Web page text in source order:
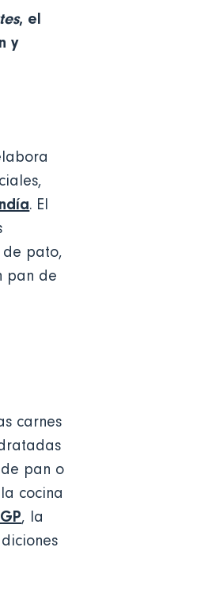
, el
y
. El
de pato,
pan de
carnes
pan o
cocina
, la